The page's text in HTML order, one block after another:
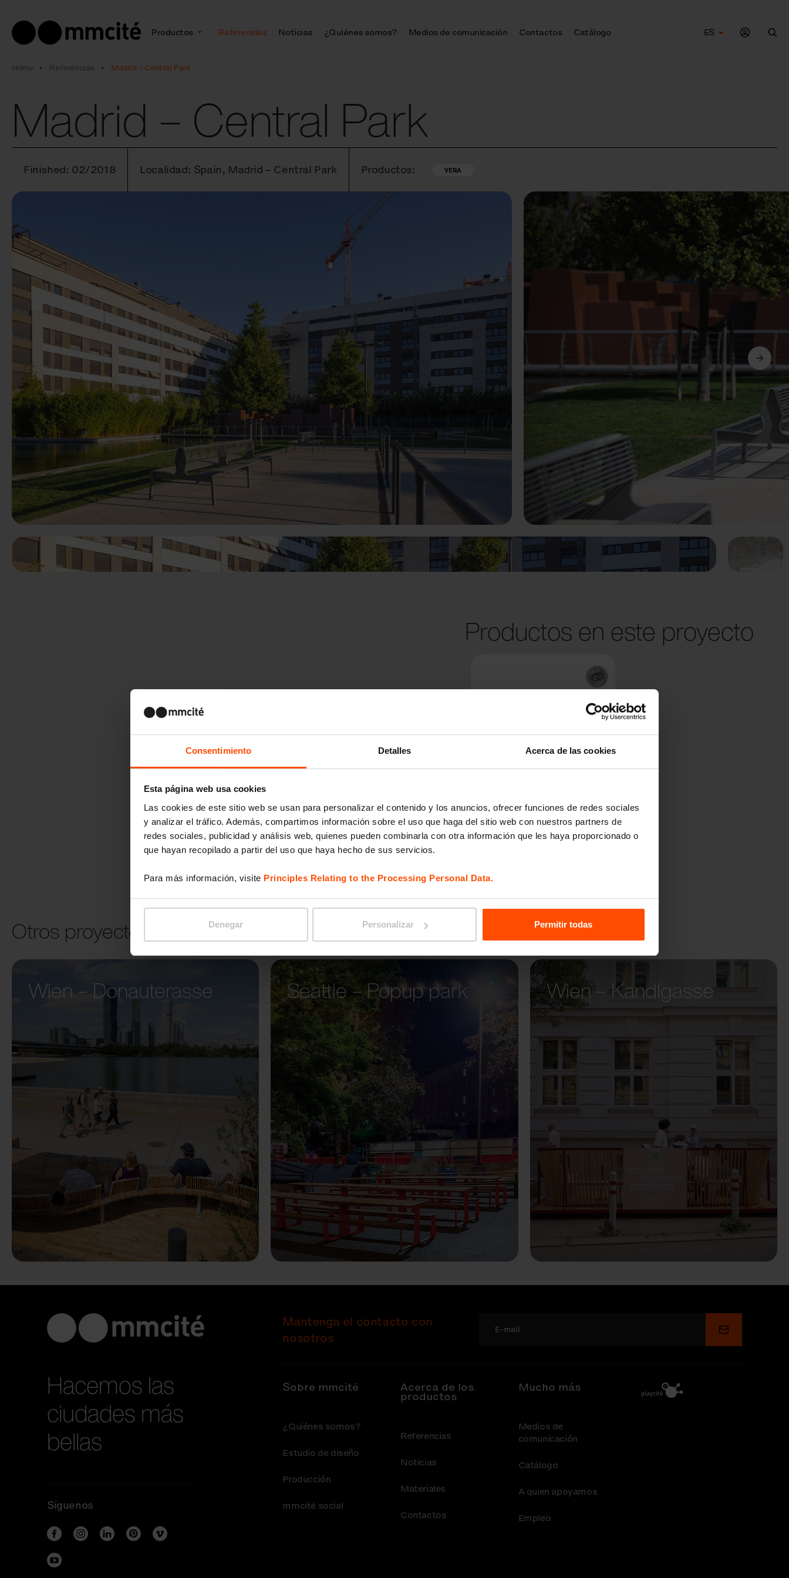
Consentimiento Detalles Acerca de las cookies
Esta página web usa cookies
Las cookies de este sitio web se usan para personalizar el contenido y los anuncios, ofrecer funciones de redes sociales
y analizar el tráfico. Además, compartimos información sobre el uso que haga del sitio web con nuestros partners de
redes sociales, publicidad y análisis web, quienes pueden combinarla con otra información que les haya proporcionado o
que hayan recopilado a partir del uso que haya hecho de sus servicios.
Para más información, visite Principles Relating to the Processing Personal Data.
Denegar Personalizar Permitir todas
Productos Referencias Noticias ¿Quiénes somos? Medios de comunicación Contactos Catálogo
ES
Home Referencias Madrid – Central Park
Madrid – Central Park
Finished: 02/2018 Localidad: Spain, Madrid – Central Park Productos: VERA
Anterior
Productos en este proyecto
Otros proyectos
Wien – Donauterasse
Seattle – Popup park Wien – Kandlgasse
Hacemos las
ciudades más
bellas
Síguenos
Mantenga el contacto con
nosotros
Enviar
Sobre mmcité
¿Quiénes somos?
Estudio de diseño
Producción
mmcité social
Acerca de los
productos
Referencias
Noticias
Materiales
Contactos
Mucho más
Medios de
comunicación
Catálogo
A quien apoyamos
Empleo